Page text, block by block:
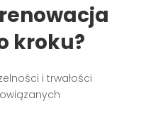
kroku?
i trwałości